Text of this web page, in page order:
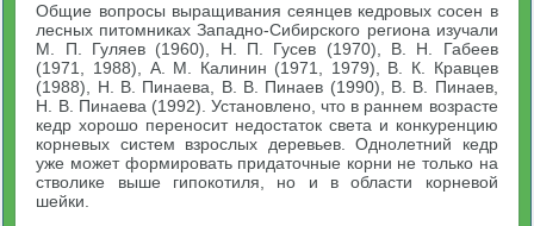
Общие вопросы выращивания сеянцев кедровых сосен в
лесных питомниках Западно-Сибирского региона изучали
М. П. Гуляев (1960), Н. П. Гусев (1970), В. Н. Габеев
(1971, 1988), А. М. Калинин (1971, 1979), В. К. Кравцев
(1988), Н. В. Пинаева, В. В. Пинаев (1990), В. В. Пинаев,
Н. В. Пинаева (1992). Установлено, что в раннем возрасте
кедр хорошо переносит недостаток света и конкуренцию
корневых систем взрослых деревьев. Однолетний кедр
уже может формировать придаточные корни не только на
стволике выше гипокотиля, но и в области корневой
шейки.